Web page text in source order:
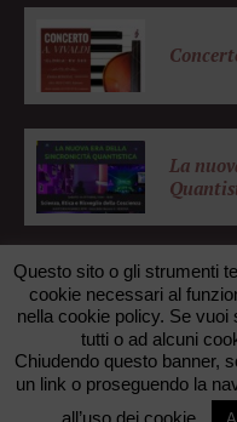
La
© 2026 FONDAZIONE
FAXUNO WEB AGENCY
TORNA SU
Questo sito o gli strumenti
cookie necessari al
nella cookie policy. Se vuoi
tutti o ad alcuni
Chiudendo questo banner,
un link o proseguendo la
all’uso dei cookie.